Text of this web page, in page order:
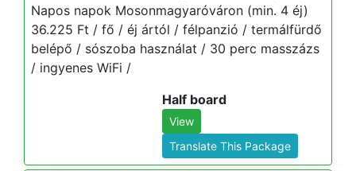
Napos napok Mosonmagyaróváron (min. 4 éj)
36.225 Ft / fő / éj ártól / félpanzió / termálfürdő
belépő / sószoba használat / 30 perc masszázs
/ ingyenes WiFi /
Half board
View
Translate This Package